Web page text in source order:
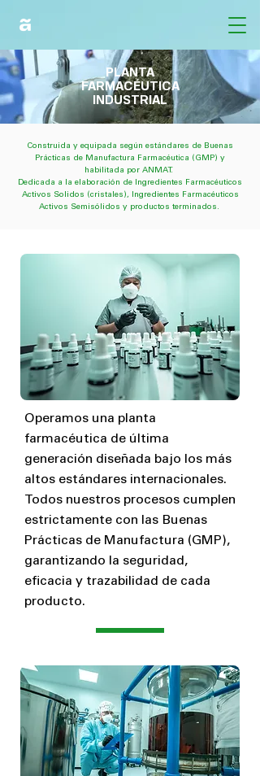
PLANTA
FARMACÉUTICA
INDUSTRIAL
Construida y equipada según estándares de Buenas
Prácticas de Manufactura Farmacéutica (GMP) y
habilitada por ANMAT.
Dedicada a la elaboración de Ingredientes Farmacéuticos
Activos Solidos (cristales), Ingredientes Farmacéuticos
Activos Semisólidos y productos terminados.
Operamos una planta
farmacéutica de última
generación diseñada bajo los más
altos estándares internacionales.
Todos nuestros procesos cumplen
estrictamente con las Buenas
Prácticas de Manufactura (GMP),
garantizando la seguridad,
eficacia y trazabilidad de cada
producto.